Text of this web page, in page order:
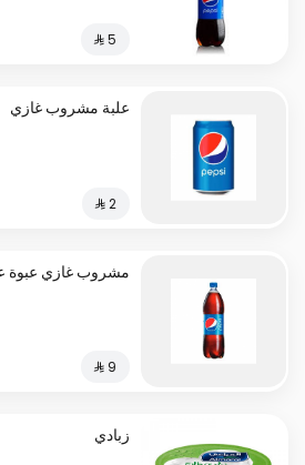
علبة مشروب غازي
⁨⁦‪‬ 2⁩
مشروب غازي عبوة
زبادي